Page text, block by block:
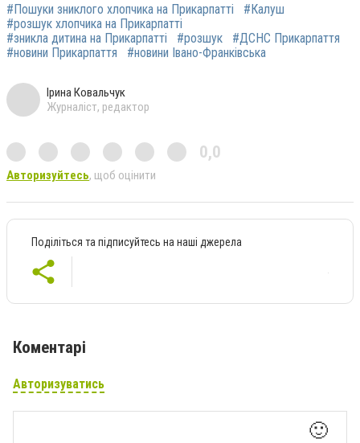
#Пошуки зниклого хлопчика на Прикарпатті
#Калуш
#розшук хлопчика на Прикарпатті
#зникла дитина на Прикарпатті
#розшук
#ДСНС Прикарпаття
#новини Прикарпаття
#новини Івано-Франківська
Ірина Ковальчук
Журналіст, редактор
0,0
Авторизуйтесь, щоб оцінити
Поділіться та підписуйтесь на наші джерела
Коментарі
Авторизуватись
🙂